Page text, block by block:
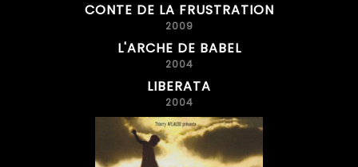
CONTE DE LA FRUSTRATION
2009
L'ARCHE DE BABEL
2004
LIBERATA
2004